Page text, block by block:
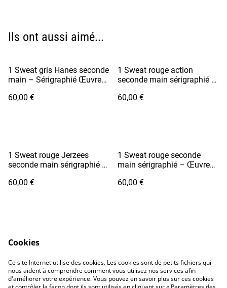
Ils ont aussi aimé...
1 Sweat gris Hanes seconde
main – Sérigraphié Œuvre
60,00 €
1 Sweat rouge action
seconde main sérigraphié –
made in USA
60,00 €
1 Sweat rouge Jerzees
seconde main sérigraphié –
60,00 €
1 Sweat rouge seconde
main sérigraphié – Œuvre
60,00 €
Conditions générales
Politique de
Cookies
Ce site Internet utilise des cookies. Les cookies sont de petits fichiers qui
nous aident à comprendre comment vous utilisez nos services afin
d'améliorer votre expérience. Vous pouvez en savoir plus sur ces cookies